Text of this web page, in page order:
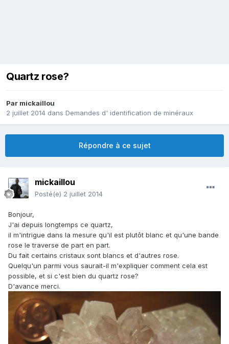
Quartz rose?
Par mickaillou
2 juillet 2014 dans Demandes d' identification de minéraux
Répondre à ce sujet
mickaillou
Posté(e) 2 juillet 2014
Bonjour,
J'ai depuis longtemps ce quartz,
il m'intrigue dans la mesure qu'il est plutôt blanc et qu'une bande
rose le traverse de part en part.
Du fait certains cristaux sont blancs et d'autres rose.
Quelqu'un parmi vous saurait-il m'expliquer comment cela est
possible, et si c'est bien du quartz rose?
D'avance merci.